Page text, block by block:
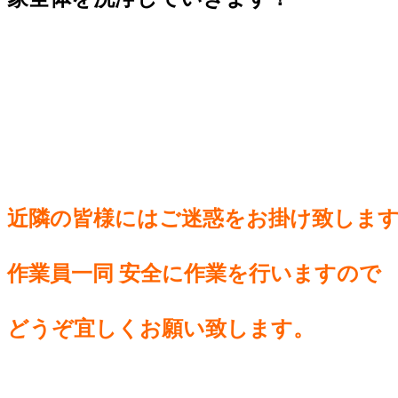
近隣の皆様にはご迷惑をお掛け致しま
作業員一同 安全に作業を行いますので
どうぞ宜しくお願い致します。